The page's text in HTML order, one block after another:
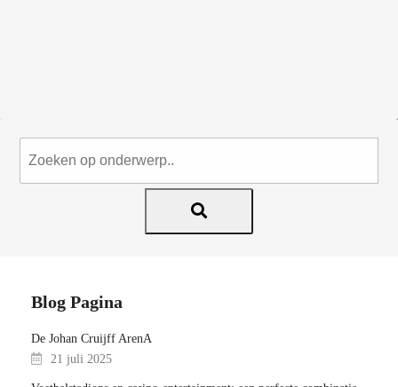
Blog Pagina
De Johan Cruijff ArenA
21 juli 2025